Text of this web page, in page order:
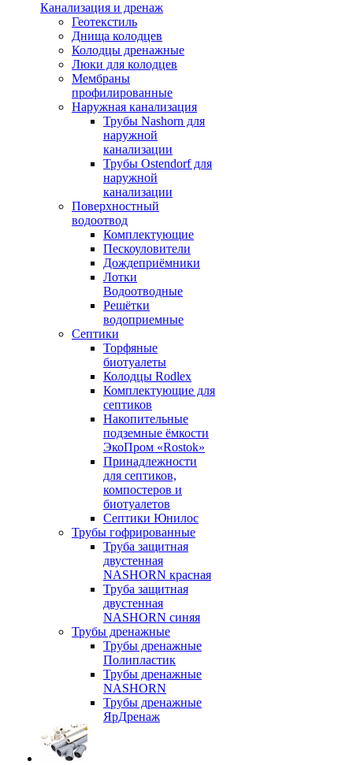
Канализация и дренаж
Геотекстиль
Днища колодцев
Колодцы дренажные
Люки для колодцев
Мембраны
профилированные
Наружная канализация
Трубы Nashorn для
наружной
канализации
Трубы Ostendorf для
наружной
канализации
Поверхностный
водоотвод
Комплектующие
Пескоуловители
Дождеприёмники
Лотки
Водоотводные
Решётки
водоприемные
Септики
Торфяные
биотуалеты
Колодцы Rodlex
Комплектующие для
септиков
Накопительные
подземные ёмкости
ЭкоПром «Rostok»
Принадлежности
для септиков,
компостеров и
биотуалетов
Септики Юнилос
Трубы гофрированные
Труба защитная
двустенная
NASHORN красная
Труба защитная
двустенная
NASHORN синяя
Трубы дренажные
Трубы дренажные
Полипластик
Трубы дренажные
NASHORN
Трубы дренажные
ЯрДренаж